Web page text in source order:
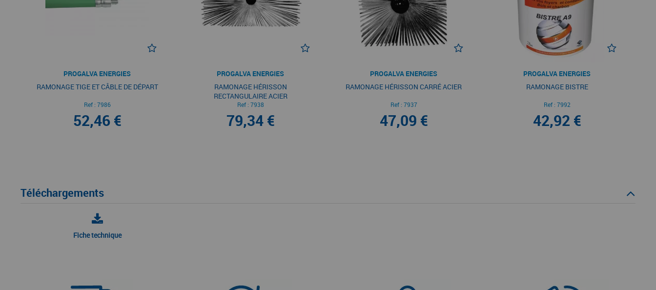
PROGALVA ENERGIES
RAMONAGE TIGE ET CÂBLE DE DÉPART
Ref : 7986
52,46 €
PROGALVA ENERGIES
RAMONAGE HÉRISSON
RECTANGULAIRE ACIER
Ref : 7938
79,34 €
PROGALVA ENERGIES
RAMONAGE HÉRISSON CARRÉ ACIER
Ref : 7937
47,09 €
PROGALVA ENERGIES
RAMONAGE BISTRE
Ref : 7992
42,92 €
Téléchargements
Fiche technique